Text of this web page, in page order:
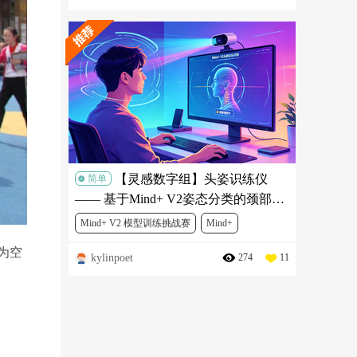
空
简单
【灵感数字组】头姿识练仪
—— 基于Mind+ V2姿态分类的颈部舒
缓锻炼项目
Mind+ V2 模型训练挑战赛 Mind+
人工智能
kylinpoet 274 11